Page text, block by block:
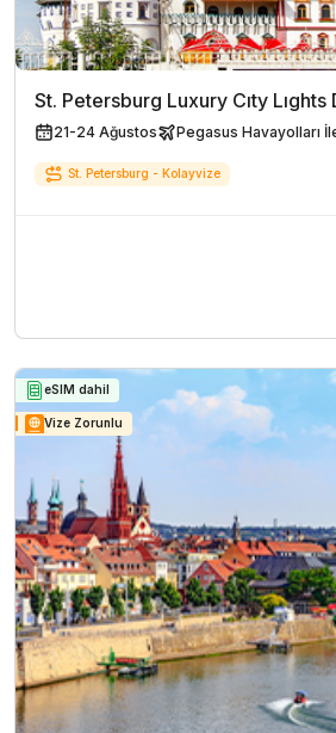
St. Petersburg Luxury Cıty Lıghts
21-24 Ağustos Pegasus Havayolları
St. Petersburg - Kolayvize
eSIM dahil
Vize Zorunlu